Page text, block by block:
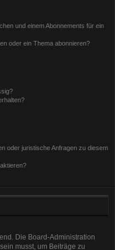
und einem Abonnements für ein
oder ein Thema abonnieren?
oder juristische Anfragen zu diesem
Die Board-Administration
musst, um Beiträge zu